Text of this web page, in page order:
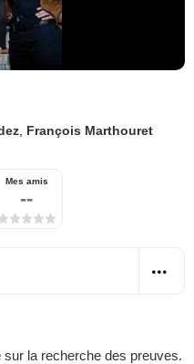
François Marthouret
Mes amis
--
la recherche des preuves.